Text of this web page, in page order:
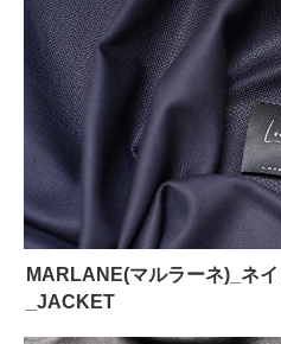
MARLANE(マルラーネ)_ネ
_JACKET